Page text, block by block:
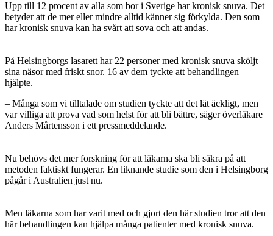
Upp till 12 procent av alla som bor i Sverige har kronisk snuva. Det
betyder att de mer eller mindre alltid känner sig förkylda. Den som
har kronisk snuva kan ha svårt att sova och att andas.
På Helsingborgs lasarett har 22 personer med kronisk snuva sköljt
sina näsor med friskt snor. 16 av dem tyckte att behandlingen
hjälpte.
– Många som vi tilltalade om studien tyckte att det lät äckligt, men
var villiga att prova vad som helst för att bli bättre, säger överläkare
Anders Mårtensson i ett pressmeddelande.
Nu behövs det mer forskning för att läkarna ska bli säkra på att
metoden faktiskt fungerar. En liknande studie som den i Helsingborg
pågår i Australien just nu.
Men läkarna som har varit med och gjort den här studien tror att den
här behandlingen kan hjälpa många patienter med kronisk snuva.